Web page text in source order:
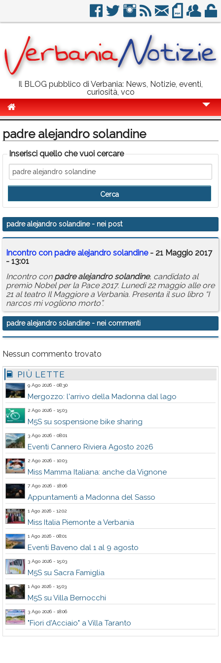
Il BLOG pubblico di Verbania: News, Notizie, eventi,
curiosità, vco
Politica
Sport
Eventi
Info Utili
Rubriche
Calendario
Annunci
padre alejandro solandine
Inserisci quello che vuoi cercare
padre alejandro solandine- nei post
Incontro con padre alejandro solandine- 21 Maggio 2017
- 13:01
Incontro con padre alejandro solandine, candidato al
premio Nobel per la Pace 2017. Lunedì 22 maggio alle ore
21 al teatro Il Maggiore a Verbania. Presenta il suo libro “I
narcos mi vogliono morto”.
padre alejandro solandine- nei commenti
Nessun commento trovato
PIÙ LETTE
9 Ago 2026 - 08:30
Mergozzo: l'arrivo della Madonna dal lago
2 Ago 2026 - 15:03
M5S su sospensione bike sharing
3 Ago 2026 - 08:01
Eventi Cannero Riviera Agosto 2026
2 Ago 2026 - 10:03
Miss Mamma Italiana: anche da Vignone
7 Ago 2026 - 18:06
Appuntamenti a Madonna del Sasso
1 Ago 2026 - 12:02
Miss Italia Piemonte a Verbania
1 Ago 2026 - 08:01
Eventi Baveno dal 1 al 9 agosto
3 Ago 2026 - 15:03
M5S su Sacra Famiglia
1 Ago 2026 - 15:03
M5S su Villa Bernocchi
3 Ago 2026 - 18:06
"Fiori d'Acciaio" a Villa Taranto